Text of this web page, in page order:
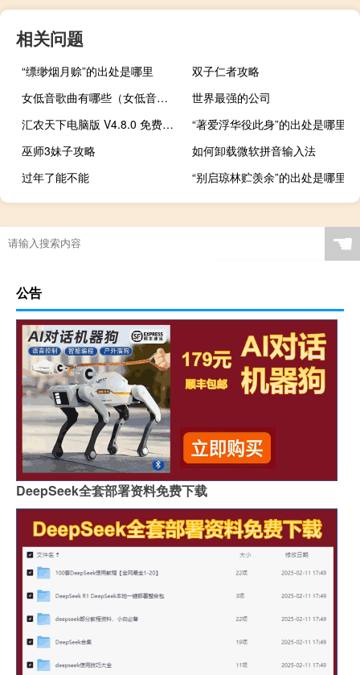
相关问题
“缥缈烟月赊”的出处是哪里
双子仁者攻略
女低音歌曲有哪些（女低音歌曲）
世界最强的公司
汇农天下电脑版 V4.8.0 免费PC版（汇农天下电脑版 V4.8.0 免费PC版功能简介）
“著爱浮华役此身”的出处是哪里
巫师3妹子攻略
如何卸载微软拼音输入法
过年了能不能
“别启琼林贮羡余”的出处是哪里
☚
公告
DeepSeek全套部署资料免费下载